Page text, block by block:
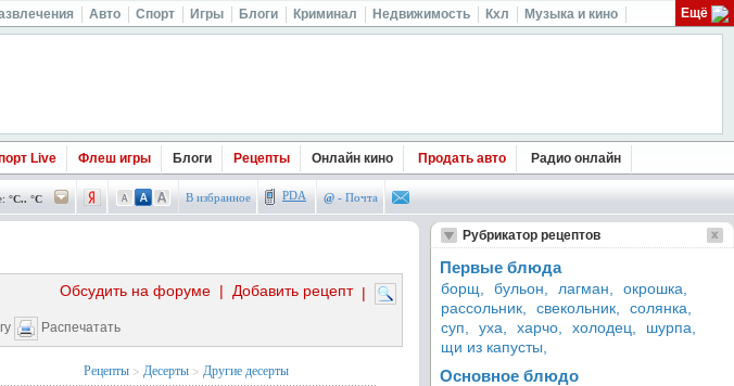
Авто Спорт Игры Блоги Криминал Недвижимость Кхл Музыка и кино Ещё
Live Флеш игры Блоги Рецепты Онлайн кино Продать авто Радио онлайн
°C.. °C В избранное PDA @ - Почта
|
Добавить рецепт
|
Обсудить на форуме
Распечатать
Рецепты > Десерты > Другие десерты
Рубрикатор рецептов
Первые блюда
борщ, бульон, лагман,
окрошка,
рассольник,
свекольник,
солянка,
суп,
уха, харчо, холодец,
шурпа,
щи из капусты,
Основное блюдо